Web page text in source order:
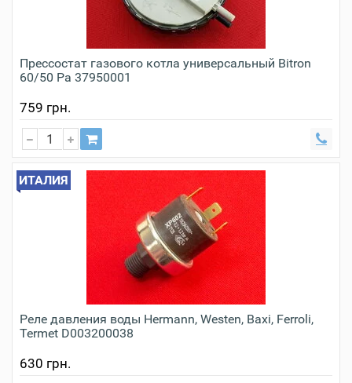
Прессостат газового котла универсальный Bitron
60/50 Pa 37950001
759 грн.
ИТАЛИЯ
Реле давления воды Hermann, Westen, Baxi, Ferroli,
Termet D003200038
630 грн.